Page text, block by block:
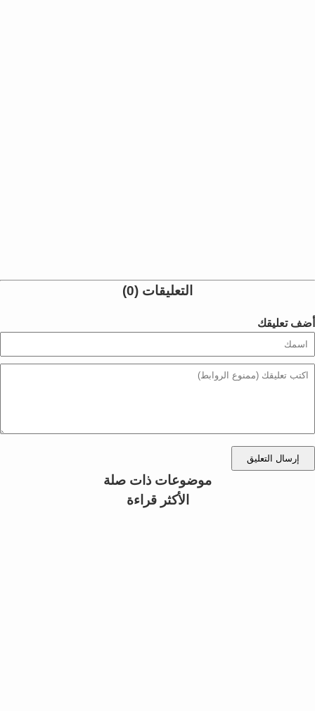
التعليقات (0)
أضف تعليقك
إرسال التعليق
موضوعات ذات صلة
الأكثر قراءة